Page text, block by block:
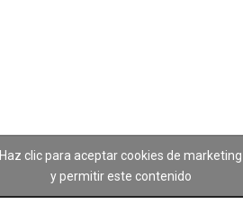
Haz clic para aceptar cookies de marketing
y permitir este contenido